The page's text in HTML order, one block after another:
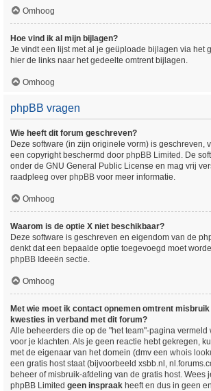
Omhoog
Hoe vind ik al mijn bijlagen?
Je vindt een lijst met al je geüploade bijlagen via het
hier de links naar het gedeelte omtrent bijlagen.
Omhoog
phpBB vragen
Wie heeft dit forum geschreven?
Deze software (in zijn originele vorm) is geschreven,
een copyright beschermd door phpBB Limited . De
onder de GNU General Public License en mag vrij
raadpleeg over phpBB voor meer informatie.
Omhoog
Waarom is de optie X niet beschikbaar?
Deze software is geschreven en eigendom van de
denkt dat een bepaalde optie toegevoegd moet
phpBB Ideeën sectie.
Omhoog
Met wie moet ik contact opnemen omtrent
kwesties in verband met dit forum?
Alle beheerders die op de "het team"-pagina vermeld
voor je klachten. Als je geen reactie hebt gekregen,
met de eigenaar van het domein (dmv een whois
een gratis host staat (bijvoorbeeld xsbb.nl,
beheer of misbruik-afdeling van de gratis host. Wees
phpBB Limited geen inspraak heeft en dus in geen